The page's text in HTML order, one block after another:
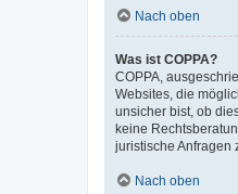
Nach oben
Was ist COPPA?
COPPA,
Websites, die
unsicher bist, ob
keine
juristische Anfragen
Nach oben